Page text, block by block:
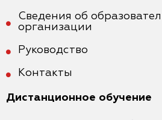
Сведения об
организации
Руководство
Контакты
Дистанционное обучение